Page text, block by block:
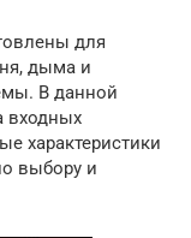
для
дыма и
В данной
входных
характеристики
выбору и